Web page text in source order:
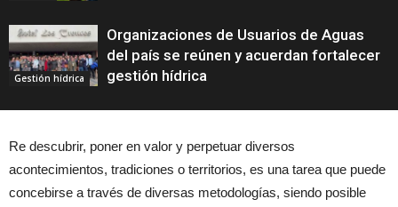
Gestión hídrica
Organizaciones de Usuarios de Aguas
del país se reúnen y acuerdan fortalecer
gestión hídrica
Re descubrir, poner en valor y perpetuar diversos
acontecimientos, tradiciones o territorios, es una tarea que puede
concebirse a través de diversas metodologías, siendo posible